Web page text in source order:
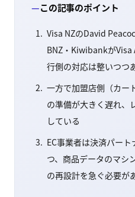
この記事のポイント
Visa NZのDavid
BNZ・Kiwibankが
行側の対応は整いつつ
一方で加盟店側（カー
の準備が大きく遅れ、
している
EC事業者は決済パー
つ、商品データのマシ
の再設計を急ぐ必要が